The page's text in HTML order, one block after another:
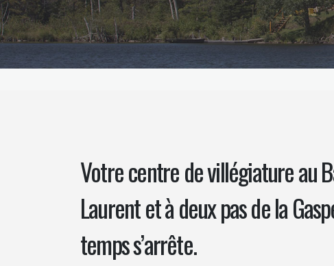
Votre centre de villégiature au
Laurent et à deux pas de la
temps s’arrête.